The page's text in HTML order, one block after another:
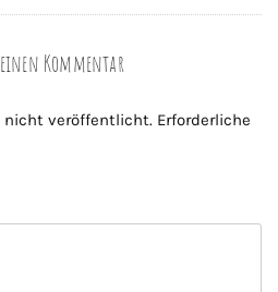
einen Kommentar
nicht veröffentlicht. Erforderliche